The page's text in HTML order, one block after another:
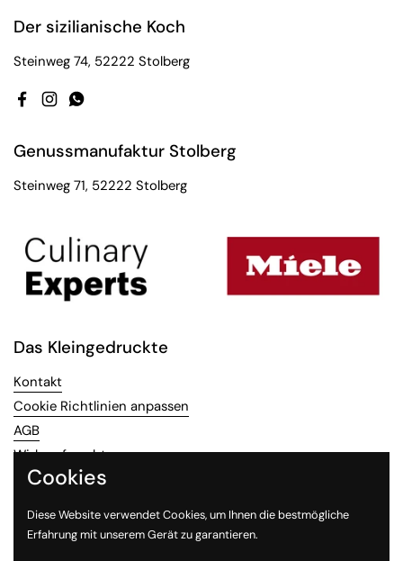
Der sizilianische Koch
Steinweg 74, 52222 Stolberg
Facebook
InstagramWhatsApp
Genussmanufaktur Stolberg
Steinweg 71, 52222 Stolberg
Das Kleingedruckte
Kontakt
Cookie Richtlinien anpassen
AGB
Widerrufsrecht
Datenschutz
Vertrag widerrufen
Cookies
Diese Website verwendet Cookies, um Ihnen die bestmögliche
Erfahrung mit unserem Gerät zu garantieren.